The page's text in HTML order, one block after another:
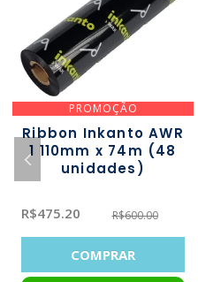
PROMOÇÃO
Ribbon Inkanto AWR
1 110mm x 74m (48
unidades)
R$600.00
R$475.20
COMPRAR